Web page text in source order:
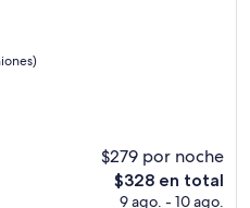
$279 por noche
El
precio
$328 en total
9 ago. - 10 ago.